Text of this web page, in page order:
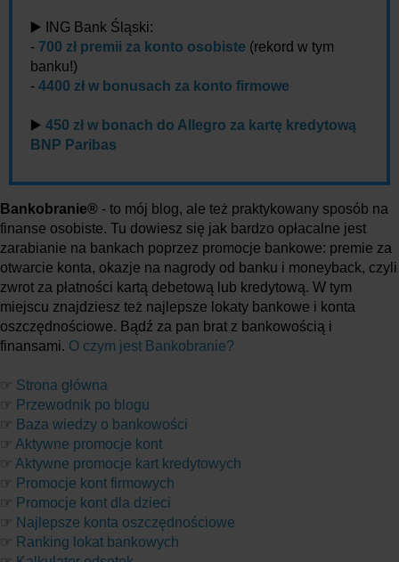
▶️ ING Bank Śląski:
- 700 zł premii za konto osobiste (rekord w tym
banku!)
- 4400 zł w bonusach za konto firmowe
▶️ 450 zł w bonach do Allegro za kartę kredytową
BNP Paribas
Bankobranie® - to mój blog, ale też praktykowany sposób na
finanse osobiste. Tu dowiesz się jak bardzo opłacalne jest
zarabianie na bankach poprzez promocje bankowe: premie za
otwarcie konta, okazje na nagrody od banku i moneyback, czyli
zwrot za płatności kartą debetową lub kredytową. W tym
miejscu znajdziesz też najlepsze lokaty bankowe i konta
oszczędnościowe. Bądź za pan brat z bankowością i
finansami. O czym jest Bankobranie?
☞ Strona główna
☞ Przewodnik po blogu
☞ Baza wiedzy o bankowości
☞ Aktywne promocje kont
☞ Aktywne promocje kart kredytowych
☞ Promocje kont firmowych
☞ Promocje kont dla dzieci
☞ Najlepsze konta oszczędnościowe
☞ Ranking lokat bankowych